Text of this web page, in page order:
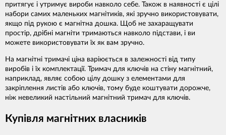
притягує і утримує вироби навколо себе. Також в наявності є цілі
набори самих маленьких магнітиків, які зручно використовувати,
якщо під рукою є магнітна дошка. Щоб не захаращувати
простір, дрібні магніти тримаються навколо підстави, і ви
можете використовувати їх як вам зручно.
На магнітні тримачі ціна варіюється в залежності від типу
виробів і їх комплектації. Тримач для ключів на стіну магнітний,
наприклад, являє собою цілу дошку з елементами для
закріплення листів або ключів, тому буде коштувати дорожче,
ніж невеликий настільний магнітний тримач для ключів.
Купівля магнітних власників